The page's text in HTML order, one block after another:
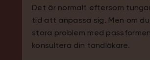
Det är normalt eftersom
tid att anpassa sig. Men om
stora problem med
konsultera din tandläkare.